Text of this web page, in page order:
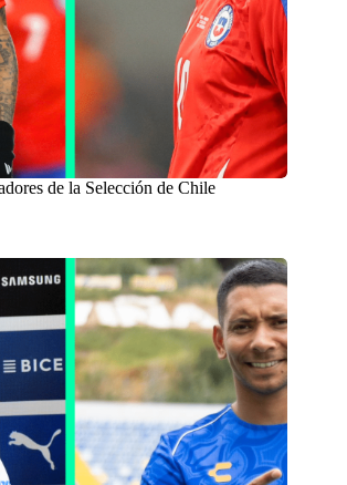
de la Selección de Chile